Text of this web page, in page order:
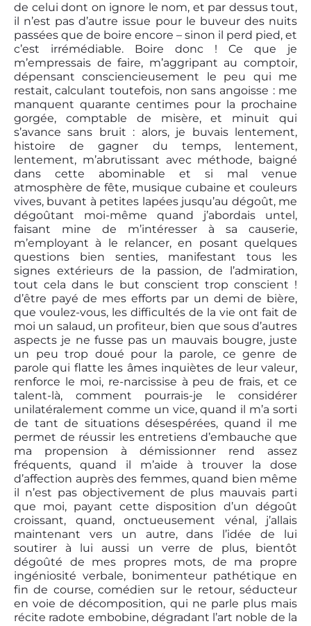
de celui dont on ignore le nom, et par dessus tout,
il n’est pas d’autre issue pour le buveur des nuits
passées que de boire encore – sinon il perd pied, et
c’est irrémédiable. Boire donc ! Ce que je
m’empressais de faire, m’aggripant au comptoir,
dépensant consciencieusement le peu qui me
restait, calculant toutefois, non sans angoisse : me
manquent quarante centimes pour la prochaine
gorgée, comptable de misère, et minuit qui
s’avance sans bruit : alors, je buvais lentement,
histoire de gagner du temps, lentement,
lentement, m’abrutissant avec méthode, baigné
dans cette abominable et si mal venue
atmosphère de fête, musique cubaine et couleurs
vives, buvant à petites lapées jusqu’au dégoût, me
dégoûtant moi-même quand j’abordais untel,
faisant mine de m’intéresser à sa causerie,
m’employant à le relancer, en posant quelques
questions bien senties, manifestant tous les
signes extérieurs de la passion, de l’admiration,
tout cela dans le but conscient trop conscient !
d’être payé de mes efforts par un demi de bière,
que voulez-vous, les difficultés de la vie ont fait de
moi un salaud, un profiteur, bien que sous d’autres
aspects je ne fusse pas un mauvais bougre, juste
un peu trop doué pour la parole, ce genre de
parole qui flatte les âmes inquiètes de leur valeur,
renforce le moi, re-narcissise à peu de frais, et ce
talent-là, comment pourrais-je le considérer
unilatéralement comme un vice, quand il m’a sorti
de tant de situations désespérées, quand il me
permet de réussir les entretiens d’embauche que
ma propension à démissionner rend assez
fréquents, quand il m’aide à trouver la dose
d’affection auprès des femmes, quand bien même
il n’est pas objectivement de plus mauvais parti
que moi, payant cette disposition d’un dégoût
croissant, quand, onctueusement vénal, j’allais
maintenant vers un autre, dans l’idée de lui
soutirer à lui aussi un verre de plus, bientôt
dégoûté de mes propres mots, de ma propre
ingéniosité verbale, bonimenteur pathétique en
fin de course, comédien sur le retour, séducteur
en voie de décomposition, qui ne parle plus mais
récite radote embobine, dégradant l’art noble de la